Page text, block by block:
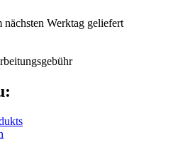
Werktag geliefert